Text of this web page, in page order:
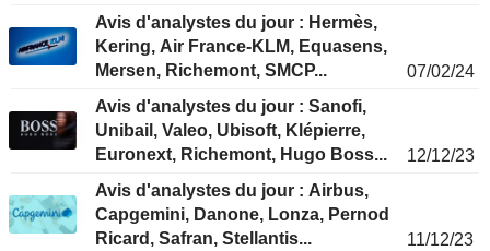
Avis d'analystes du jour : Hermès,
Kering, Air France-KLM, Equasens,
Mersen, Richemont, SMCP...
07/02/24
Avis d'analystes du jour : Sanofi,
Unibail, Valeo, Ubisoft, Klépierre,
Euronext, Richemont, Hugo Boss...
12/12/23
Avis d'analystes du jour : Airbus,
Capgemini, Danone, Lonza, Pernod
Ricard, Safran, Stellantis...
11/12/23